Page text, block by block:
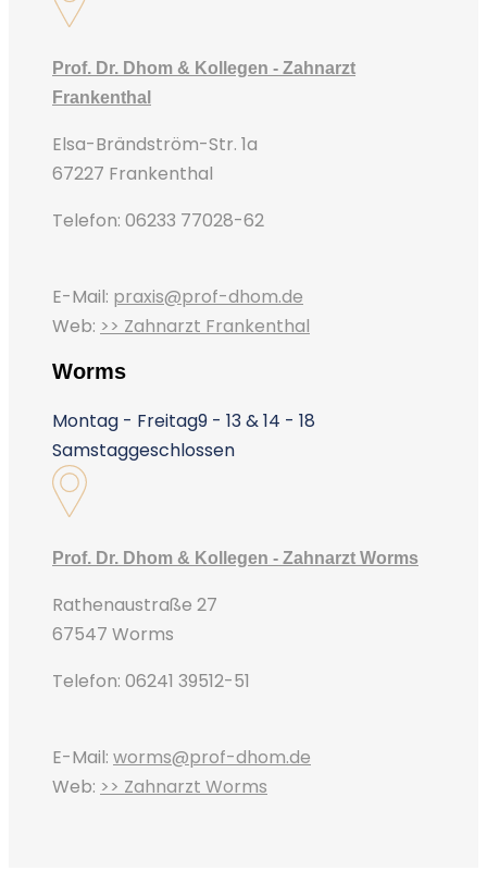
Prof. Dr. Dhom & Kollegen - Zahnarzt
Frankenthal
Elsa-Brändström-Str. 1a
67227 Frankenthal
Telefon: 06233 77028-62
E-Mail: praxis@prof-dhom.de
Web: >> Zahnarzt Frankenthal
Worms
Montag - Freitag9 - 13 & 14 - 18
Samstaggeschlossen
Prof. Dr. Dhom & Kollegen - Zahnarzt Worms
Rathenaustraße 27
67547 Worms
Telefon: 06241 39512-51
E-Mail: worms@prof-dhom.de
Web: >> Zahnarzt Worms